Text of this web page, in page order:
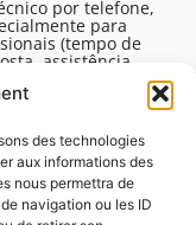
des technologies
aux informations des
nous permettra de
navigation ou les ID
por telefone,
para
(tempo de
assistência
etc.). De segunda a
das 08:30 às